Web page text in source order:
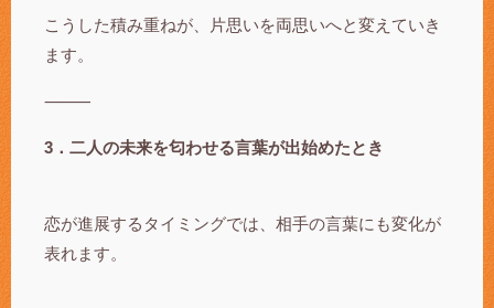
こうした積み重ねが、片思いを両思いへと変えていき
ます。
⸻
3．二人の未来を匂わせる言葉が出始めたとき
恋が進展するタイミングでは、相手の言葉にも変化が
表れます。